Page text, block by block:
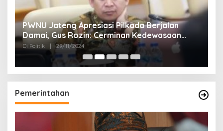
PWNU Jateng Apresiasi Pilkada Berjalan
Damai, Gus Rozin: Cerminan Kedewasaan
Politik Masyarakat
Di Politik 29/11/2024
Pemerintahan